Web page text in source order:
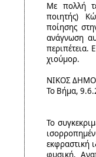
Με πολλή
ποιητής)
ποίησης
ανάγνωση
περιπέτεια.
χιούμορ.
ΝΙΚΟΣ
Το Βήμα,
Το
εκφραστική
φυσική.